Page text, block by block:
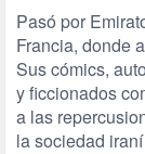
Pasó por
Francia, donde
Sus cómics,
y ficcionados
a las
la sociedad